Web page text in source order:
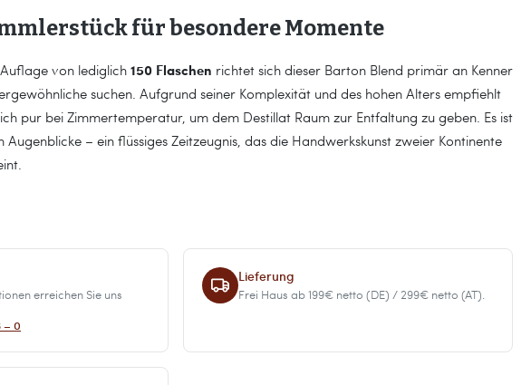
für besondere Momente
von lediglich150 Flaschen richtet sich dieser Barton Blend primär an Kenner
suchen. Aufgrund seiner Komplexität und des hohen Alters empfiehlt
pur bei Zimmertemperatur, um dem Destillat Raum zur Entfaltung zu geben. Es ist
Augenblicke – ein flüssiges Zeitzeugnis, das die Handwerkskunst zweier Kontinente
erreichen Sie uns
– 0
Lieferung
Frei Haus ab 199€ netto (DE) / 299€ netto (AT).